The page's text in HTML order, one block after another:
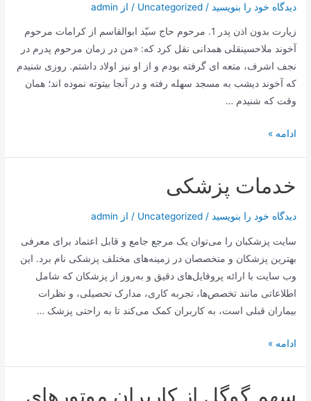
دیدگاه‌ خود را بنویسید /
Uncategorized / از admin
زیارت بدون اذن پدر 1. مرحوم حاج سيّد ابوالقاسم از كرامات مرحوم
آخوند ملاحسينقلى همدانى نقل كرد كه: «من در زمان مرحوم پدرم در
نجف اشرف، متعه‏ اى گرفته بودم و از او نيز اولاد داشتم. روزى شنيدم
كه آخوند ديشب به مسجد سهله رفته و در آنجا بيتوته نموده‏ اند؛ همان
وقت كه شنيدم …
کرامات
ملّاحسینقلی
قدّس
سرّه
ادامه »
خدمات پزشکی
دیدگاه‌ خود را بنویسید /
Uncategorized / از admin
سایت پزشکبان را می‌توان یک مرجع جامع و قابل اعتماد برای معرفی
بهترین پزشکان و متخصصان در زمینه‌های مختلف پزشکی نام برد. این
وب سایت با ارائه پروفایل‌های دقیق و به‌روز از پزشکان که شامل
اطلاعاتی مانند تخصص‌ها، تجربه کاری، مدارک تحصیلی، و نظرات
بیماران قبلی است، به کاربران کمک می‌کند تا به راحتی پزشک …
خدمات
ادامه »
سهم گوگل از کاربران موتور‌‌های